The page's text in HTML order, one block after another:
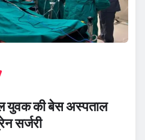
युवक की बेस अस्पताल
सर्जरी